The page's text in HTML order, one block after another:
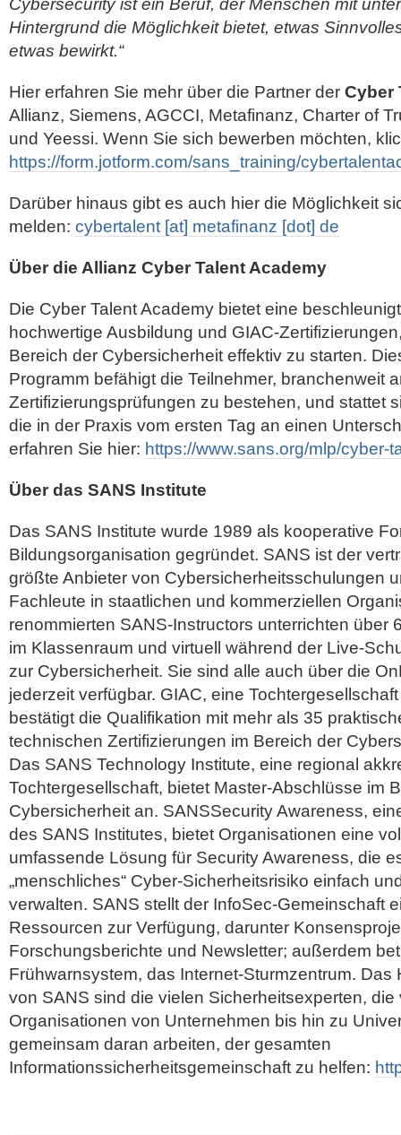
Cybersecurity ist ein Beruf, der Menschen mit
Hintergrund die Möglichkeit bietet, etwas
etwas bewirkt.“
Hier erfahren Sie mehr über die Partner der Cyber
Allianz, Siemens, AGCCI, Metafinanz, Charter of
und Yeessi. Wenn Sie sich bewerben möchten,
https://form.jotform.com/sans_training/
Darüber hinaus gibt es auch hier die Möglichkeit
melden: cybertalent [at] metafinanz [dot] de
Über die Allianz Cyber Talent Academy
Die Cyber Talent Academy bietet eine
hochwertige Ausbildung und GIAC-
Bereich der Cybersicherheit effektiv zu starten.
Programm befähigt die Teilnehmer, branchenweit
Zertifizierungsprüfungen zu bestehen, und stattet
die in der Praxis vom ersten Tag an einen
erfahren Sie hier: https://www.sans.org/mlp/cyber-
Über das SANS Institute
Das SANS Institute wurde 1989 als kooperative
Bildungsorganisation gegründet. SANS ist der
größte Anbieter von Cybersicherheitsschulungen
Fachleute in staatlichen und kommerziellen
renommierten SANS-Instructors unterrichten über
im Klassenraum und virtuell während der Live-
zur Cybersicherheit. Sie sind alle auch über die
jederzeit verfügbar. GIAC, eine
bestätigt die Qualifikation mit mehr als 35
technischen Zertifizierungen im Bereich der
Das SANS Technology Institute, eine regional
Tochtergesellschaft, bietet Master-Abschlüsse im
Cybersicherheit an. SANSSecurity Awareness,
des SANS Institutes, bietet Organisationen eine
umfassende Lösung für Security Awareness, die
„menschliches“ Cyber-Sicherheitsrisiko einfach
verwalten. SANS stellt der InfoSec-Gemeinschaft
Ressourcen zur Verfügung, darunter
Forschungsberichte und Newsletter; außerdem
Frühwarnsystem, das Internet-Sturmzentrum. Das
von SANS sind die vielen Sicherheitsexperten,
Organisationen von Unternehmen bis hin zu
gemeinsam daran arbeiten, der gesamten
Informationssicherheitsgemeinschaft zu helfen: